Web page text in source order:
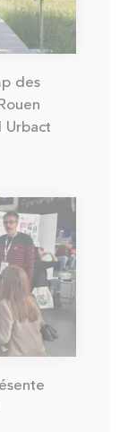
des
Urbact